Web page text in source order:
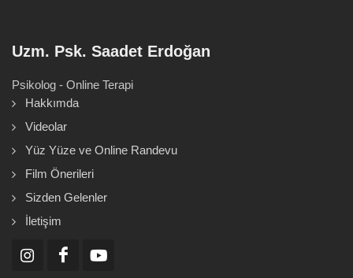
Uzm. Psk. Saadet Erdoğan
Psikolog - Online Terapi
Hakkımda
Videolar
Yüz Yüze ve Online Randevu
Film Önerileri
Sizden Gelenler
İletişim